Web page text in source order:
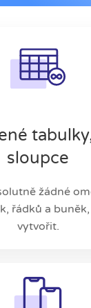
sloupce
žádné
řádků a
vytvořit.